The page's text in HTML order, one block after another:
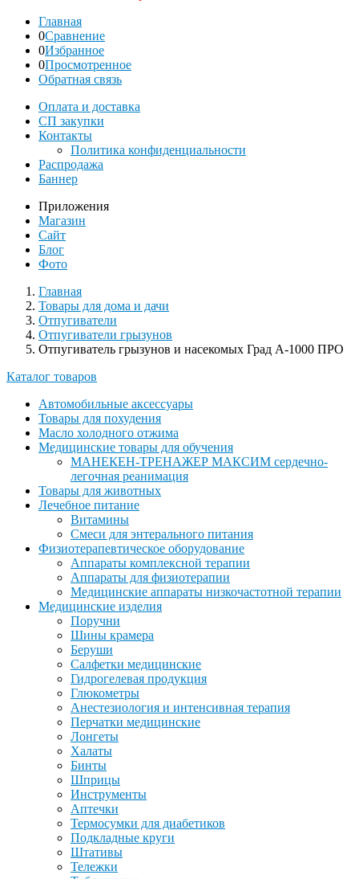
Главная
0Сравнение
0Избранное
0Просмотренное
Обратная связь
Оплата и доставка
СП закупки
Контакты
Политика конфиденциальности
Распродажа
Баннер
Приложения
Магазин
Сайт
Блог
Фото
Главная
Товары для дома и дачи
Отпугиватели
Отпугиватели грызунов
Отпугиватель грызунов и насекомых Град А-1000 ПРО
Каталог товаров
Автомобильные аксессуары
Товары для похудения
Масло холодного отжима
Медицинские товары для обучения
МАНЕКЕН-ТРЕНАЖЕР МАКСИМ сердечно-
легочная реанимация
Товары для животных
Лечебное питание
Витамины
Смеси для энтерального питания
Физиотерапевтическое оборудование
Аппараты комплексной терапии
Аппараты для физиотерапии
Медицинские аппараты низкочастотной терапии
Медицинские изделия
Поручни
Шины крамера
Беруши
Салфетки медицинские
Гидрогелевая продукция
Глюкометры
Анестезиология и интенсивная терапия
Перчатки медицинские
Лонгеты
Халаты
Бинты
Шприцы
Инструменты
Аптечки
Термосумки для диабетиков
Подкладные круги
Штативы
Тележки